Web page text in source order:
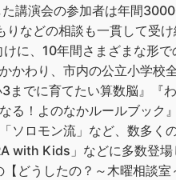
講演会の参加者は年間
などの相談も一貫して受
に、10年間さまざまな形
わり、市内の公立小学校
でに育てたい算数脳』『
る！よのなかルールブック
ロモン流」など、数多く
with Kids」などに多数登
どうしたの？～木曜相談